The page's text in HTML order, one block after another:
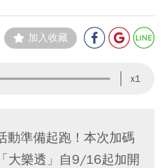
加入收藏
x1
動準備起跑！本次加碼
大樂透」自9/16起加開